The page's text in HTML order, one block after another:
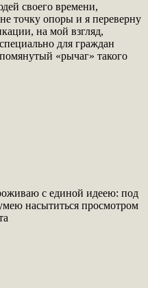
своего времени,
точку опоры и я переверну
на мой взгляд,
для граждан
«рычаг» такого
с единой идеею: под
насытиться просмотром